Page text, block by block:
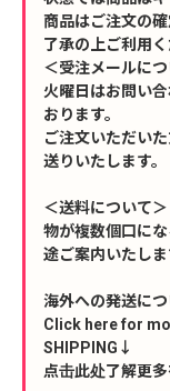
商品はご注文の
了承の上ご利用く
＜受注メールに
火曜日はお問い
おります。
ご注文いただい
送りいたします。
＜送料について
物が複数個口に
途ご案内いたしま
海外への発送に
Click here for
SHIPPING↓
点击此处了解更